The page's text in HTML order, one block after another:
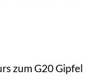
zum G20 Gipfel